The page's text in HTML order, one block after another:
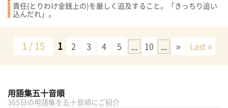
責任(とりわけ金銭上の)を厳しく追及すること。「きっちり追い
込んだれ」。
1 / 15 1 2 3 4 5 ... 10 ... » Last »
用語集五十音順
365日の用語集を五十音順にご紹介